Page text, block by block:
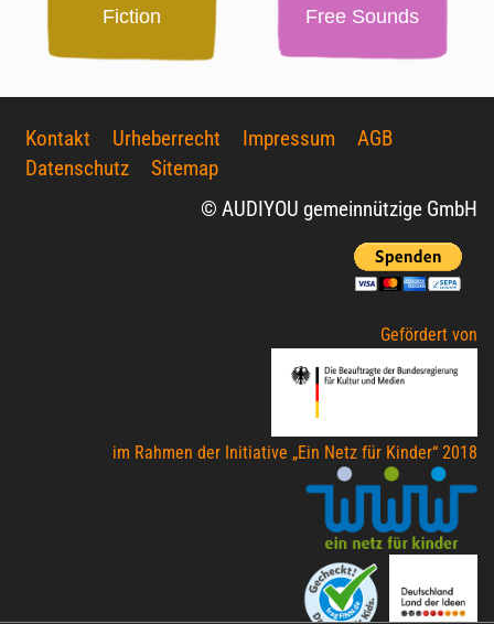
Fiction Free Sounds
Kontakt Urheberrecht Impressum
AGB
Datenschutz
Sitemap
© AUDIYOU gemeinnützige GmbH
Gefördert von
im Rahmen der Initiative „Ein Netz für Kinder“ 2018